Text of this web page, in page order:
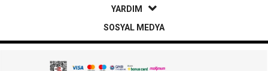
YARDIM
SOSYAL MEDYA